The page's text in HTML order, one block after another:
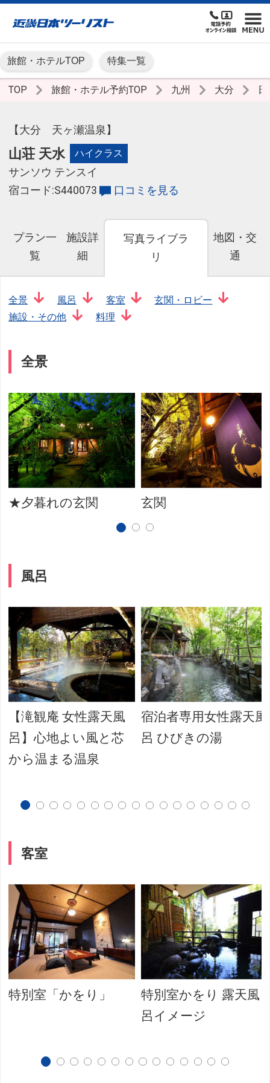
旅館・ホテルTOP 特集一覧
TOP 旅館・ホテル予約TOP 九州 大分
【大分 天ヶ瀬温泉】
山荘 天水 ハイクラス
サンソウ テンスイ
宿コード:S440073
口コミを見る
プラン一
覧
施設詳
細
写真ライブラ
リ
地図・交
通
全景 風呂 客室
玄関・ロビー
施設・その他
料理
全景
★夕暮れの玄関 玄関
風呂
【滝観庵 女性露天風
呂】心地よい風と芯
から温まる温泉
宿泊者専用女性露天風
呂 ひびきの湯
客室
特別室「かをり」
特別室かをり 露天風
呂イメージ